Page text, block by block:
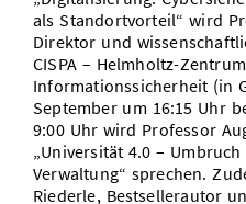
als Standortvorteil“ wird
Direktor und
CISPA – Helmholtz-
Informationssicherheit (in
September um 16:15 Uhr
9:00 Uhr wird Professor
„Universität 4.0 –
Verwaltung“ sprechen.
Riederle, Bestsellerautor